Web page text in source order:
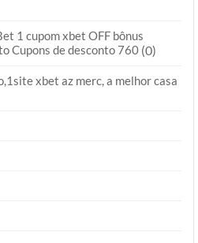
1 cupom xbet OFF bônus
Cupons de desconto 760 (0)
xbet az merc, a melhor casa